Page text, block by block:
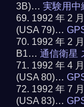
3B)…実験用中
1992 年 2
(USA 79)…
1992 年 2
B1…通信衛星
1992 年 4
(USA 80)…
1992 年 7
(USA 83)…